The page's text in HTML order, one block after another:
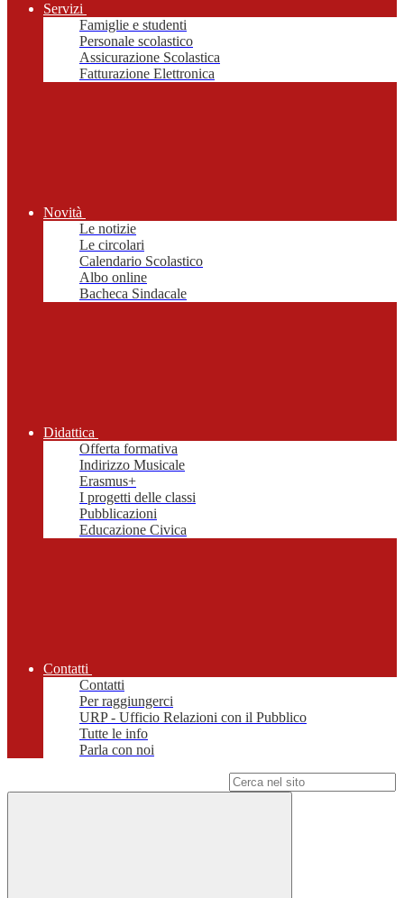
Servizi
Famiglie e studenti
Personale scolastico
Assicurazione Scolastica
Fatturazione Elettronica
Novità
Le notizie
Le circolari
Calendario Scolastico
Albo online
Bacheca Sindacale
Didattica
Offerta formativa
Indirizzo Musicale
Erasmus+
I progetti delle classi
Pubblicazioni
Educazione Civica
Contatti
Contatti
Per raggiungerci
URP - Ufficio Relazioni con il Pubblico
Tutte le info
Parla con noi